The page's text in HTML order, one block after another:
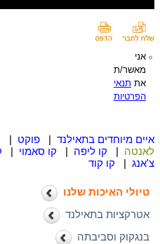
אני
מאשר/ת
את תנאי
הפרטיות
איים מיוחדים בתאילנד | פוקט |
לאנטה | קו ליפה | קו סאמוי |
צ'אנג | קו קוד
טיולי האיכות שלנו
אטרקציות בתאילנד
בנגקוק וסביבתה